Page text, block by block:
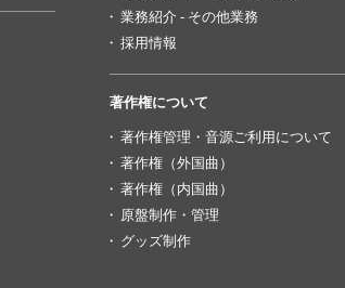
業務紹介 - その他業務
採用情報
著作権について
著作権管理・音源ご利用について
著作権（外国曲）
著作権（内国曲）
原盤制作・管理
グッズ制作